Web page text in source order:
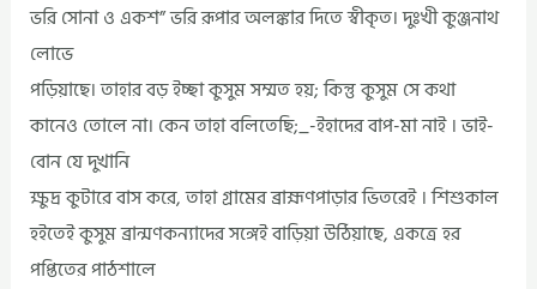
ভরি সোনা ও একশ” ভরি রূপার অলঙ্কার দিতে স্বীকৃত। দুঃখী কুঞ্জনাথ
লোভে
পড়িয়াছে। তাহার বড় ইচ্ছা কুসুম সম্মত হয়; কিন্তু কুসুম সে কথা
কানেও তোলে না। কেন তাহা বলিতেছি;_-ইহাদের বাপ-মা নাই । ভাই-
বোন যে দুখানি
ক্ষুদ্র কুটারে বাস করে, তাহা গ্রামের ব্রাহ্মণপাড়ার ভিতরেই । শিশুকাল
হইতেই কুসুম ব্রান্মণকন্যাদের সঙ্গেই বাড়িয়া উঠিয়াছে, একত্রে হর
পপ্তিতের পাঠশালে